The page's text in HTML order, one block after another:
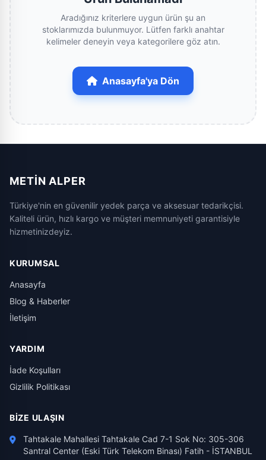
Aradığınız kriterlere uygun ürün şu an
stoklarımızda bulunmuyor. Lütfen farklı anahtar
kelimeler deneyin veya kategorilere göz atın.
Anasayfa'ya Dön
METIN ALPER
Türkiye'nin en güvenilir yedek parça ve aksesuar tedarikçisi.
Kaliteli ürün, hızlı kargo ve müşteri memnuniyeti garantisiyle
hizmetinizdeyiz.
KURUMSAL
Anasayfa
Blog & Haberler
İletişim
YARDIM
İade Koşulları
Gizlilik Politikası
BIZE ULAŞIN
Tahtakale Mahallesi Tahtakale Cad 7-1 Sok No: 305-306
Santral Center (Eski Türk Telekom Binası) Fatih - İSTANBUL